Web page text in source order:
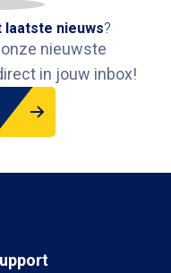
laatste nieuws?
nieuwste
in jouw inbox!